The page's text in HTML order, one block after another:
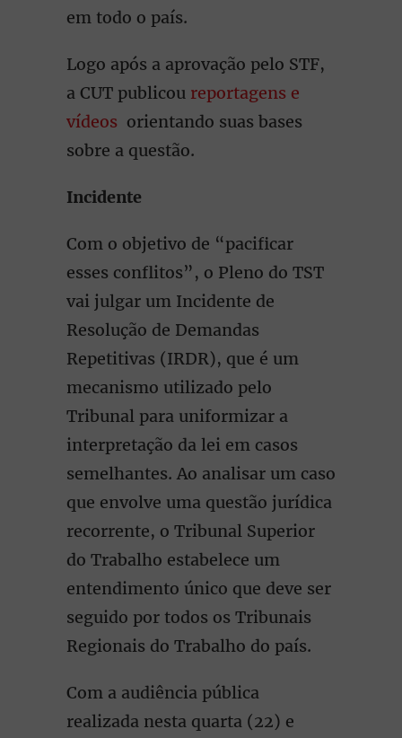
em todo o país.
Logo após a aprovação pelo STF,
a CUT publicou reportagens e
vídeos orientando suas bases
sobre a questão.
Incidente
Com o objetivo de “pacificar
esses conflitos”, o Pleno do TST
vai julgar um Incidente de
Resolução de Demandas
Repetitivas (IRDR), que é um
mecanismo utilizado pelo
Tribunal para uniformizar a
interpretação da lei em casos
semelhantes. Ao analisar um caso
que envolve uma questão jurídica
recorrente, o Tribunal Superior
do Trabalho estabelece um
entendimento único que deve ser
seguido por todos os Tribunais
Regionais do Trabalho do país.
Com a audiência pública
realizada nesta quarta (22) e